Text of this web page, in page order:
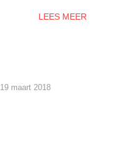
LEES MEER
19 maart 2018